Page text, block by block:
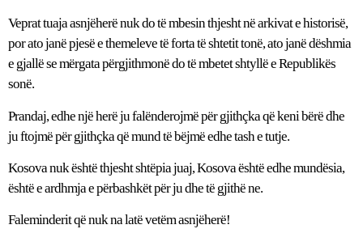
Veprat tuaja asnjëherë nuk do të mbesin thjesht në arkivat e historisë,
por ato janë pjesë e themeleve të forta të shtetit tonë, ato janë dëshmia
e gjallë se mërgata përgjithmonë do të mbetet shtyllë e Republikës
sonë.
Prandaj, edhe një herë ju falënderojmë për gjithçka që keni bërë dhe
ju ftojmë për gjithçka që mund të bëjmë edhe tash e tutje.
Kosova nuk është thjesht shtëpia juaj, Kosova është edhe mundësia,
është e ardhmja e përbashkët për ju dhe të gjithë ne.
Faleminderit që nuk na latë vetëm asnjëherë!